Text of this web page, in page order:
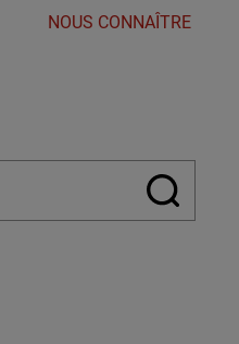
NOUS CONNAÎTRE